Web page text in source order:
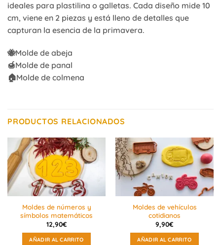
ideales para plastilina o galletas. Cada diseño mide 10
cm, viene en 2 piezas y está lleno de detalles que
capturan la esencia de la primavera.
🐝Molde de abeja
🍯Molde de panal
🏠Molde de colmena
PRODUCTOS RELACIONADOS
Moldes de números y
símbolos matemáticos
12,90€
AÑADIR AL CARRITO
Moldes de vehículos
cotidianos
9,90€
AÑADIR AL CARRITO